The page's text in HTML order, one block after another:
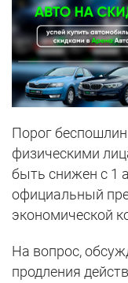
Порог
физическими
быть снижен с 1
официальный
экономической
На вопрос,
продления